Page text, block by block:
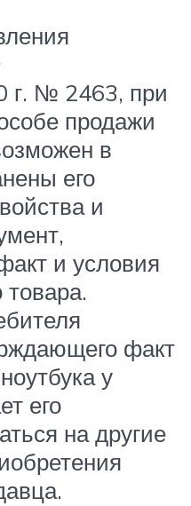
г. № 2463, при
продажи
в
его
и
и условия
товара.
факт
у
его
на другие